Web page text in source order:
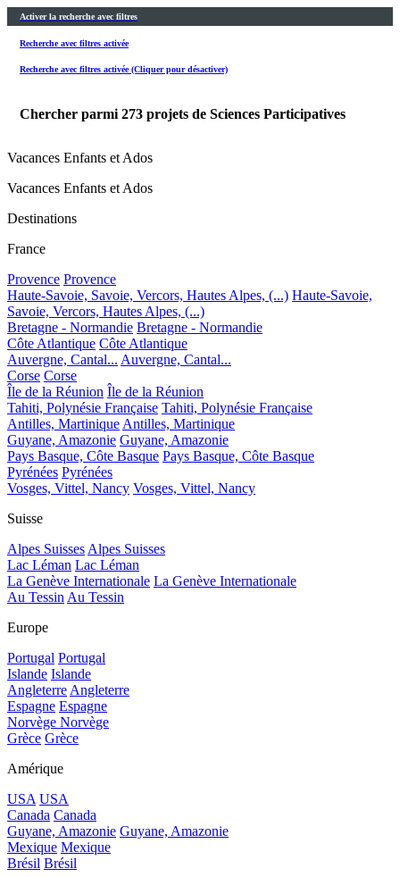
Activer la recherche avec filtres
Recherche avec filtres activée
Recherche avec filtres activée (Cliquer pour désactiver)
Chercher parmi 273 projets de Sciences Participatives
Vacances Enfants et Ados
Vacances Enfants et Ados
Destinations
France
Provence Provence
Haute-Savoie, Savoie, Vercors, Hautes Alpes, (...) Haute-Savoie,
Savoie, Vercors, Hautes Alpes, (...)
Bretagne - Normandie Bretagne - Normandie
Côte Atlantique Côte Atlantique
Auvergne, Cantal... Auvergne, Cantal...
Corse Corse
Île de la Réunion Île de la Réunion
Tahiti, Polynésie Française Tahiti, Polynésie Française
Antilles, MartiniqueAntilles, Martinique
Guyane, Amazonie Guyane, Amazonie
Pays Basque, Côte Basque Pays Basque, Côte Basque
Pyrénées Pyrénées
Vosges, Vittel, Nancy Vosges, Vittel, Nancy
Suisse
Alpes SuissesAlpes Suisses
Lac Léman Lac Léman
La Genève Internationale La Genève Internationale
Au TessinAu Tessin
Europe
Portugal Portugal
Islande Islande
AngleterreAngleterre
Espagne Espagne
Norvège Norvège
Grèce Grèce
Amérique
USA USA
Canada Canada
Guyane, Amazonie Guyane, Amazonie
Mexique Mexique
Brésil Brésil